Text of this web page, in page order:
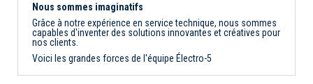
Nous sommes imaginatifs
Grâce à notre expérience en service technique, nous sommes
capables d'inventer des solutions innovantes et créatives pour
nos clients.
Voici les grandes forces de l'équipe Électro-5